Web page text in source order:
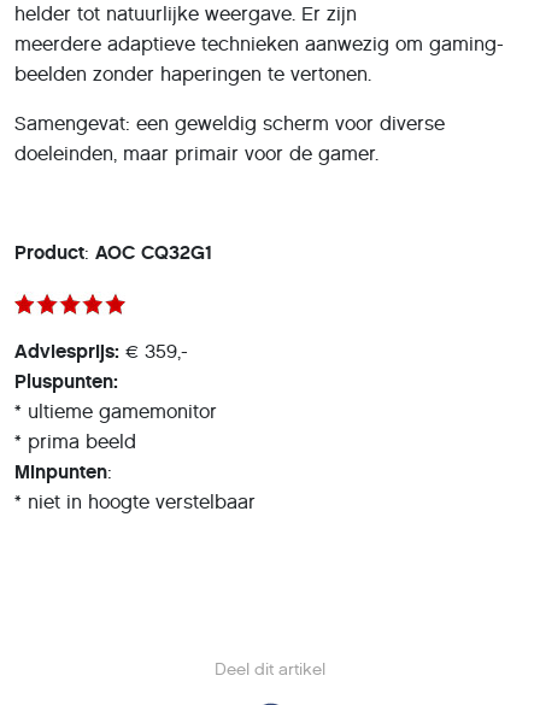
Deel dit artikel
helder tot natuurlijke weergave. Er zijn
meerdere adaptieve technieken aanwezig om gaming-
beelden zonder haperingen te vertonen.
Samengevat: een geweldig scherm voor diverse
doeleinden, maar primair voor de gamer.
Product: AOC CQ32G1
Adviesprijs: € 359,-
Pluspunten:
* ultieme gamemonitor
* prima beeld
Minpunten:
* niet in hoogte verstelbaar